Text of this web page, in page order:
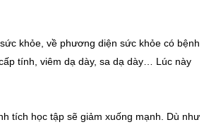
khỏe, về phương diện sức khỏe có bệnh
tính, viêm dạ dày, sa dạ dày… Lúc này
tích học tập sẽ giảm xuống mạnh. Dù như